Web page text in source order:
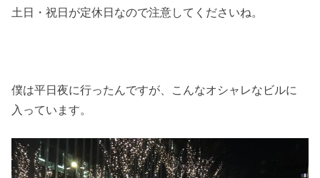
土日・祝日が定休日なので注意してくださいね。
僕は平日夜に行ったんですが、こんなオシャレなビルに
入っています。